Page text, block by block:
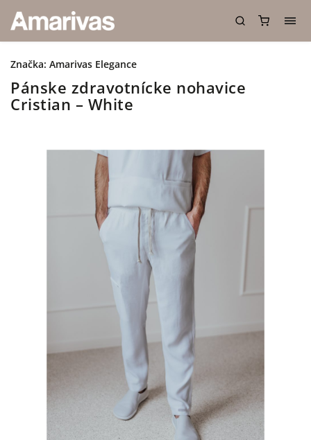
Pánske zdravotnícke nohavice
Cristian – White
Značka: Amarivas Elegance